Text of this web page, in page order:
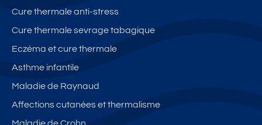
Cure thermale anti-stress
Cure thermale sevrage tabagique
Eczéma et cure thermale
Asthme infantile
Maladie de Raynaud
Affections cutanées et thermalisme
Maladie de Crohn